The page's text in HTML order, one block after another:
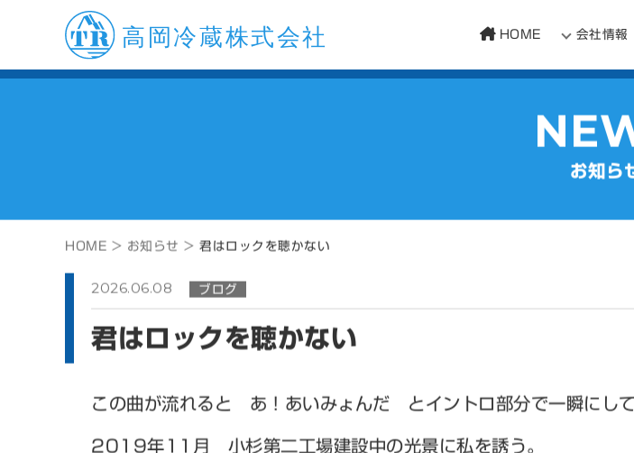
HOME 会社情報
お知ら
HOME > お知らせ > 君はロックを聴かない
2026.06.08 ブログ
君はロックを聴かない
この曲が流れると あ！あいみょんだ とイントロ部分で一瞬にして